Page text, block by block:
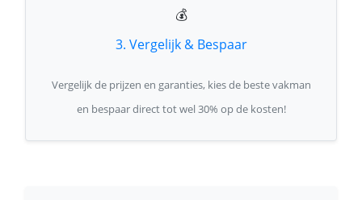
💰
3. Vergelijk & Bespaar
Vergelijk de prijzen en garanties, kies de beste vakman
en bespaar direct tot wel 30% op de kosten!